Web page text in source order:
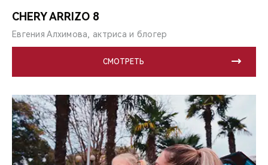
CHERY ARRIZO 8
Евгения Алхимова, актриса и блогер
СМОТРЕТЬ